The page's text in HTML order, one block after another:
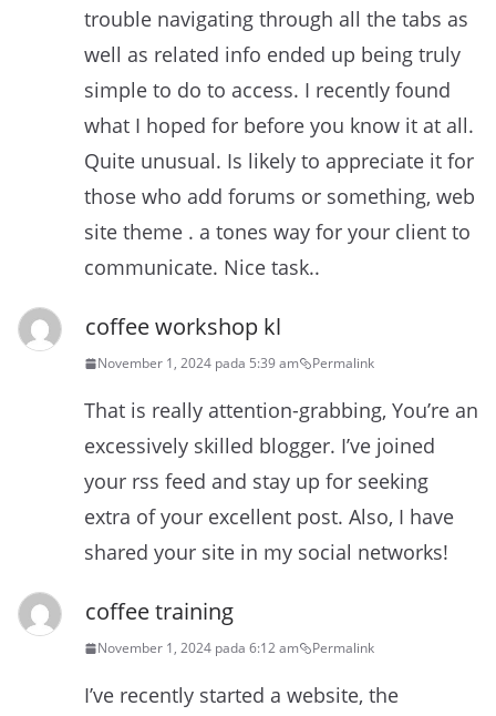
trouble navigating through all the tabs as
well as related info ended up being truly
simple to do to access. I recently found
what I hoped for before you know it at all.
Quite unusual. Is likely to appreciate it for
those who add forums or something, web
site theme . a tones way for your client to
communicate. Nice task..
coffee workshop kl
November 1, 2024 pada 5:39 am Permalink
That is really attention-grabbing, You’re an
excessively skilled blogger. I’ve joined
your rss feed and stay up for seeking
extra of your excellent post. Also, I have
shared your site in my social networks!
coffee training
November 1, 2024 pada 6:12 am Permalink
I’ve recently started a website, the